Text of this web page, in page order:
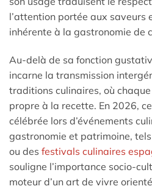
l’attention portée aux saveurs
inhérente à la gastronomie de
Au-delà de sa fonction
incarne la transmission
traditions culinaires, où
propre à la recette. En 2026,
célébrée lors d’événements
gastronomie et patrimoine,
ou des festivals culinaires
souligne l’importance socio-
moteur d’un art de vivre